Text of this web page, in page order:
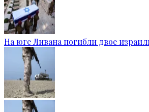
На юге Ливана погибли двое